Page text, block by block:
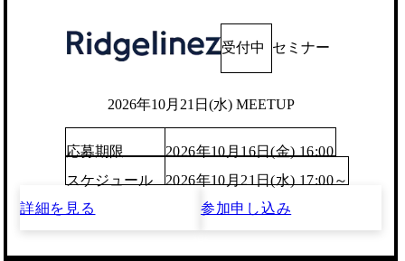
受付中 セミナー
2026年10月21日(水) MEETUP
応募期限
2026年10月16日(金) 16:00
スケジュール
2026年10月21日(水) 17:00～
詳細を見る
参加申し込み